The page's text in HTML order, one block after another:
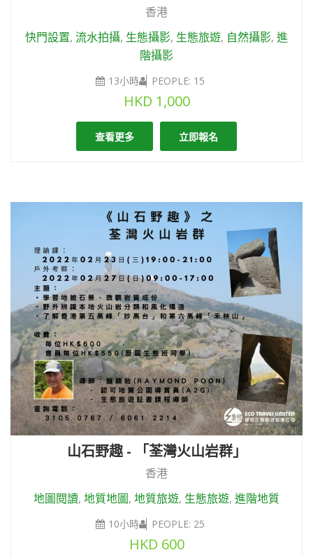
香港
快門設置, 流水拍攝, 生態攝影, 生態旅遊, 自然攝影, 進
階攝影
13小時 PEOPLE: 15
HKD 1,000
查看更多 立即報名
山石野趣 - 「荃灣火山岩群」
香港
地圖閱讀, 地質地圖, 地質旅遊, 生態旅遊, 進階地質
10小時 PEOPLE: 25
HKD 600